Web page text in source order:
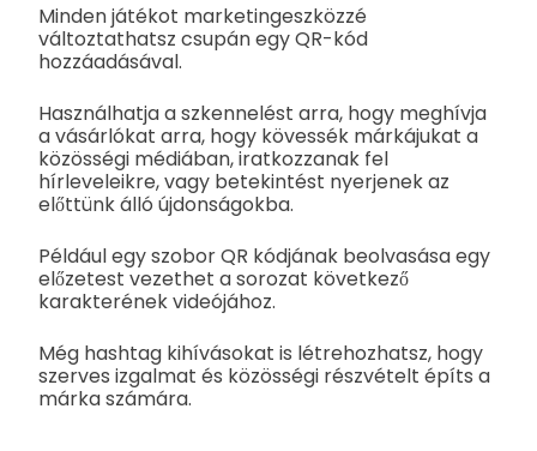
Minden játékot marketingeszközzé
változtathatsz csupán egy QR-kód
hozzáadásával.
Használhatja a szkennelést arra, hogy meghívja
a vásárlókat arra, hogy kövessék márkájukat a
közösségi médiában, iratkozzanak fel
hírleveleikre, vagy betekintést nyerjenek az
előttünk álló újdonságokba.
Például egy szobor QR kódjának beolvasása egy
előzetest vezethet a sorozat következő
karakterének videójához.
Még hashtag kihívásokat is létrehozhatsz, hogy
szerves izgalmat és közösségi részvételt építs a
márka számára.